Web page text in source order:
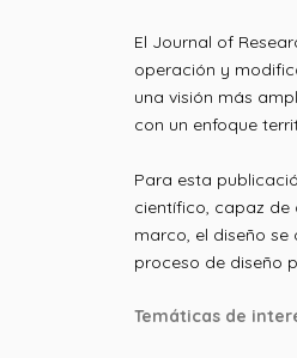
El Journal of
operación y
una visión más
con un enfoque
Para esta
científico, capaz de
marco, el diseño
proceso de diseño
Temáticas de